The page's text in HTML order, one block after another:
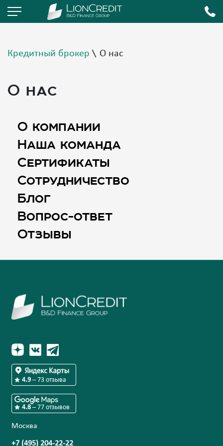
Кредитный брокер О нас
О нас
О компании
Наша команда
Сертификаты
Сотрудничество
Блог
Вопрос-ответ
Отзывы
4.9 – 73 отзыва
4.8 – 77 отзывов
Москва
+7 (495) 204-22-22